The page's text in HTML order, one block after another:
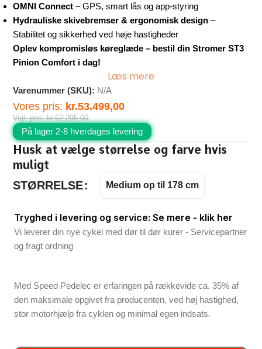
OMNI Connect – GPS, smart lås og app-styring
Hydrauliske skivebremser & ergonomisk design –
Stabilitet og sikkerhed ved høje hastigheder
Oplev kompromisløs køreglæde – bestil din Stromer ST3
Pinion Comfort i dag!
Læs mere
Varenummer (SKU): N/A
Vejl. pris: kr.62.295,00
Vores pris: kr.53.499,00
På lager 2-8 hverdages levering
Husk at vælge størrelse og farve hvis
muligt
STØRRELSE Medium op til 178 cm
Tryghed i levering og service: Se mere - klik her
Vi leverer din nye cykel med dør til dør kurer - Servicepartner
og fragt ordning
Med Speed Pedelec er erfaringen på rækkevide ca. 35% af
den maksimale opgivet fra producenten, ved høj hastighed,
stor motorhjælp fra cyklen og minimal egen indsats.